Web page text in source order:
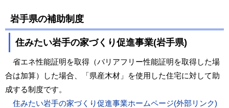
岩手県の補助制度
住みたい岩手の家づくり促進事業(岩手県)
省エネ性能証明を取得（バリアフリー性能証明を取得した場
合は加算）した場合、「県産木材」を使用した住宅に対して助
成する制度です。
住みたい岩手の家づくり促進事業ホームページ(外部リンク)